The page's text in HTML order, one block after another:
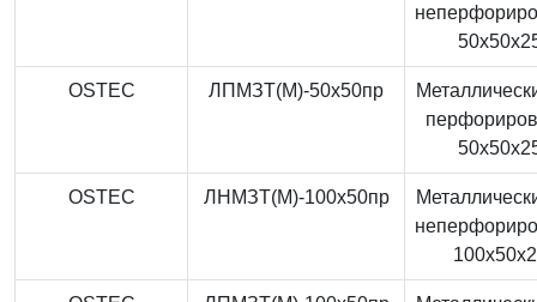
OSTEC ЛПМЗТ(М)-50x50пр
OSTEC ЛНМЗТ(М)-100x50пр